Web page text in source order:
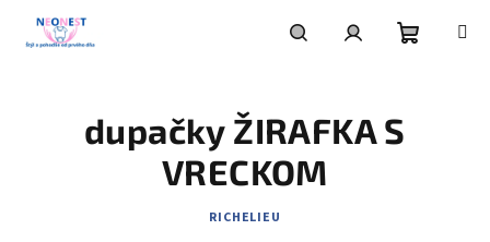
obsah
dupačky ŽIRAFKA S
VRECKOM
RICHELIEU